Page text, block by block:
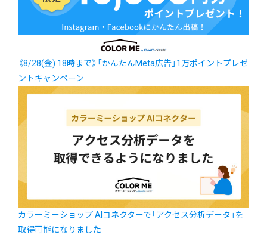
《8/28(金) 18時まで》「かんたんMeta広告」1万ポイントプレゼ
ントキャンペーン
カラーミーショップ AIコネクターで「アクセス分析データ」を
取得可能になりました